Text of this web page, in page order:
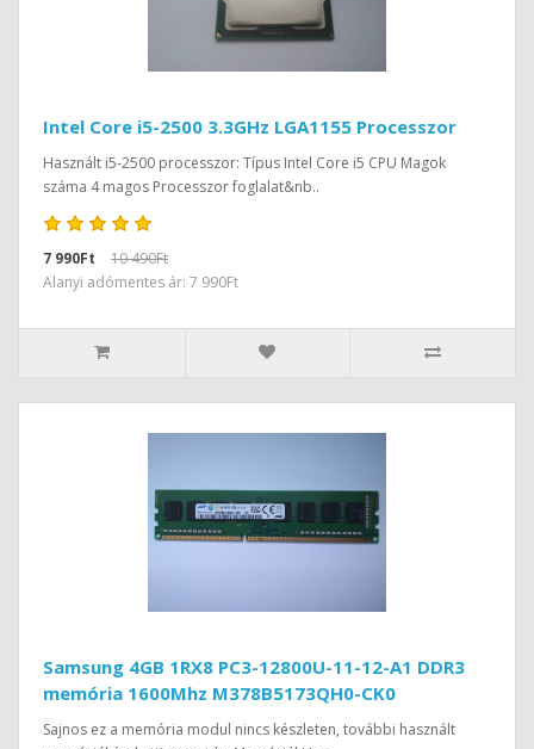
Intel Core i5-2500 3.3GHz LGA1155 Processzor
Használt i5-2500 processzor: Típus Intel Core i5 CPU Magok
száma 4 magos Processzor foglalat&nb..
7 990Ft
10 490Ft
Alanyi adómentes ár: 7 990Ft
Samsung 4GB 1RX8 PC3-12800U-11-12-A1 DDR3
memória 1600Mhz M378B5173QH0-CK0
Sajnos ez a memória modul nincs készleten, további használt